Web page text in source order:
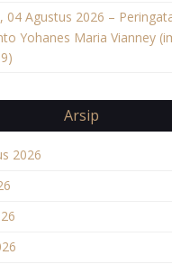
04 Agustus 2026 –
Yohanes Maria Vianney
Arsip
2026